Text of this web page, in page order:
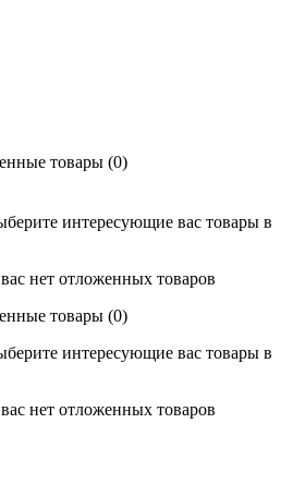
товары (0)
интересующие вас товары в
нет отложенных товаров
товары (0)
интересующие вас товары в
нет отложенных товаров